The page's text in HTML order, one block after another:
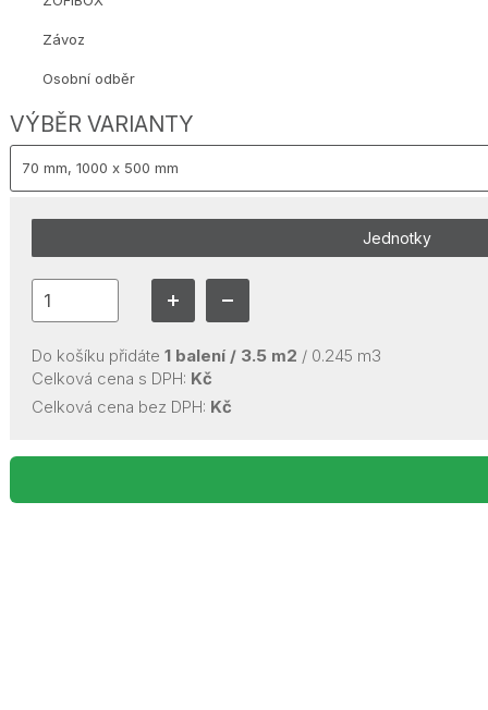
Závoz
Osobní odběr
VÝBĚR VARIANTY
Jednotky
Do košíku přidáte 1 balení / 3.5 m2 / 0.245 m3
Celková cena s DPH: Kč
Celková cena bez DPH: Kč